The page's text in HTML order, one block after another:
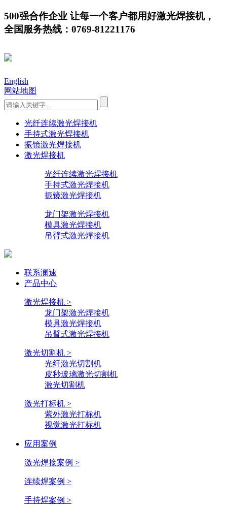
500强合作企业 让每一个客户都用好激光焊接机，
全国服务热线：0769-81221176
English
网站地图
光纤连续激光焊接机
手持式激光焊接机
振镜激光焊接机
激光焊接机
光纤连续激光焊接机
手持式激光焊接机
振镜激光焊接机
龙门架激光焊接机
模具激光焊接机
吊臂式激光焊接机
联系澜速
产品中心
激光焊接机 >
龙门架激光焊接机
模具激光焊接机
吊臂式激光焊接机
激光切割机 >
光纤激光切割机
皮秒玻璃激光切割机
激光切割机
激光打标机 >
紫外激光打标机
视觉激光打标机
应用案例
激光焊接案例 >
连续焊案例 >
手持焊案例 >